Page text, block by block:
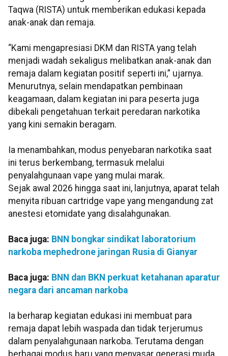
Taqwa (RISTA) untuk memberikan edukasi kepada
anak-anak dan remaja.
“Kami mengapresiasi DKM dan RISTA yang telah
menjadi wadah sekaligus melibatkan anak-anak dan
remaja dalam kegiatan positif seperti ini,” ujarnya.
Menurutnya, selain mendapatkan pembinaan
keagamaan, dalam kegiatan ini para peserta juga
dibekali pengetahuan terkait peredaran narkotika
yang kini semakin beragam.
Ia menambahkan, modus penyebaran narkotika saat
ini terus berkembang, termasuk melalui
penyalahgunaan vape yang mulai marak.
Sejak awal 2026 hingga saat ini, lanjutnya, aparat telah
menyita ribuan cartridge vape yang mengandung zat
anestesi etomidate yang disalahgunakan.
Baca juga: BNN bongkar sindikat laboratorium
narkoba mephedrone jaringan Rusia di Gianyar
Baca juga: BNN dan BKN perkuat ketahanan aparatur
negara dari ancaman narkoba
Ia berharap kegiatan edukasi ini membuat para
remaja dapat lebih waspada dan tidak terjerumus
dalam penyalahgunaan narkoba. Terutama dengan